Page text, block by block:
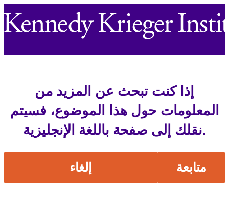
إذا كنت تبحث عن المزيد من
المعلومات حول هذا الموضوع، فسيتم
نقلك إلى صفحة باللغة الإنجليزية.
إلغاء متابعة